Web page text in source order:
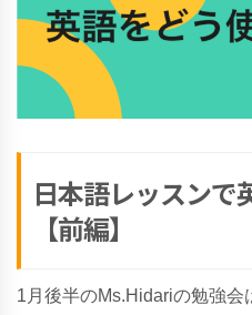
日本語レッスンで
【前編】
1月後半のMs.Hidariの勉強会